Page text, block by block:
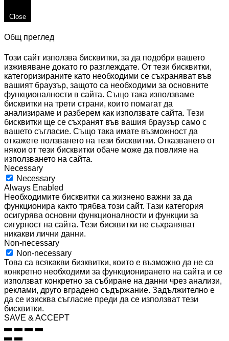
Close
Общ преглед
Този сайт използва бисквитки, за да подобри вашето
изживяване докато го разглеждате. От тези бисквитки,
категоризираните като необходими се съхраняват във
вашият браузър, защото са необходими за основните
функционалности в сайта. Също така използваме
бисквитки на трети страни, които помагат да
анализираме и разберем как използвате сайта. Тези
бисквитки ще се съхранят във вашия браузър само с
вашето съгласие. Също така имате възможност да
откажете ползването на тези бисквитки. Отказването от
някои от тези бисквитки обаче може да повлияе на
използването на сайта.
Necessary
Necessary
Always Enabled
Необходимите бисквитки са жизнено важни за да
функционира както трябва този сайт. Тази категория
осигурява основни функционалности и функции за
сигурност на сайта. Тези бисквитки не съхраняват
никакви лични данни.
Non-necessary
Non-necessary
Това са всякакви бизквитки, които е възможно да не са
конкретно необходими за функционирането на сайта и се
използват конкретно за събиране на данни чрез анализи,
реклами, друго вградено съдържание. Задължително е
да се изисква съгласие преди да се използват тези
бисквитки.
SAVE & ACCEPT